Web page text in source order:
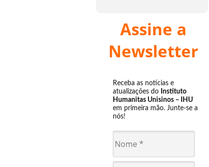
Assine a
Newsletter
Receba as notícias e
atualizações do Instituto
Humanitas Unisinos – IHU
em primeira mão. Junte-se a
nós!